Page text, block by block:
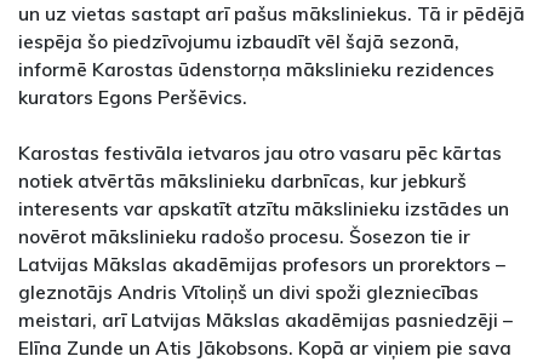
un uz vietas sastapt arī pašus māksliniekus. Tā ir pēdējā
iespēja šo piedzīvojumu izbaudīt vēl šajā sezonā,
informē Karostas ūdenstorņa mākslinieku rezidences
kurators Egons Peršēvics.
Karostas festivāla ietvaros jau otro vasaru pēc kārtas
notiek atvērtās mākslinieku darbnīcas, kur jebkurš
interesents var apskatīt atzītu mākslinieku izstādes un
novērot mākslinieku radošo procesu. Šosezon tie ir
Latvijas Mākslas akadēmijas profesors un prorektors –
gleznotājs Andris Vītoliņš un divi spoži glezniecības
meistari, arī Latvijas Mākslas akadēmijas pasniedzēji –
Elīna Zunde un Atis Jākobsons. Kopā ar viņiem pie sava